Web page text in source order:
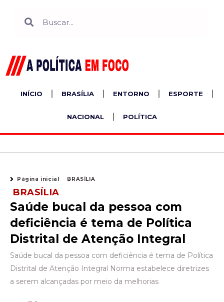
INÍCIO BRASÍLIA ENTORNO ESPORTE
NACIONAL POLÍTICA
Página inicial BRASÍLIA
BRASÍLIA
Saúde bucal da pessoa com
deficiência é tema de Política
Distrital de Atenção Integral
Saúde bucal da pessoa com deficiência é tema de Política
Distrital de Atenção Integral Norma estabelece diretrizes
a serem alcançadas por meio da melhorias